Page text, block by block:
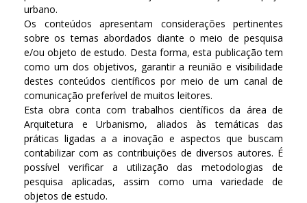
urbano.
Os conteúdos apresentam considerações pertinentes
sobre os temas abordados diante o meio de pesquisa
e/ou objeto de estudo. Desta forma, esta publicação tem
como um dos objetivos, garantir a reunião e visibilidade
destes conteúdos científicos por meio de um canal de
comunicação preferível de muitos leitores.
Esta obra conta com trabalhos científicos da área de
Arquitetura e Urbanismo, aliados às temáticas das
práticas ligadas a a inovação e aspectos que buscam
contabilizar com as contribuições de diversos autores. É
possível verificar a utilização das metodologias de
pesquisa aplicadas, assim como uma variedade de
objetos de estudo.